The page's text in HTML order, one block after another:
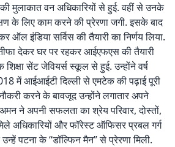
मुलाकात वन अधिकारियों से हुई. वहीं से उनके
के लिए काम करने की प्रेरणा जगी. इसके बाद
ऑल इंडिया सर्विस की तैयारी का निर्णय लिया.
देकर घर पर रहकर आईएफएस की तैयारी
सेंट जेवियर्स स्कूल से हुई. उन्होंने वर्ष
में आईआईटी दिल्ली से एमटेक की पढ़ाई पूरी
करने के बावजूद उन्होंने लगातार अपने
ने अपनी सफलता का श्रेय परिवार, दोस्तों,
अधिकारियों और फॉरेस्ट ऑफिसर प्रबल गर्ग
उन्हें पटना के “डॉल्फिन मैन” से प्रेरणा मिली.